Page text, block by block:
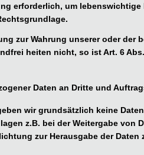
erforderlich, um
zur Wahrung unserer oder
heiten nicht, so ist Art. 6
Daten an Dritte und
wir grundsätzlich keine
z.B. bei der Weitergabe von
zur Herausgabe der